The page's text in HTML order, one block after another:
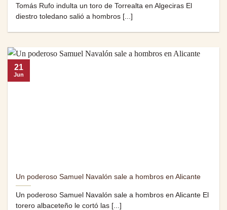
Tomás Rufo indulta un toro de Torrealta en Algeciras El
diestro toledano salió a hombros [...]
Un poderoso Samuel Navalón sale a hombros en Alicante
Un poderoso Samuel Navalón sale a hombros en Alicante El
torero albaceteño le cortó las [...]
21
Jun